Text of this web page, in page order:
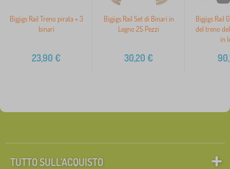
Bigjigs Rail Treno pirata + 3
binari
23,90 €
Bigjigs Rail Set di Binari in
Legno 25 Pezzi
30,20 €
Bigjigs Rail
del treno
in
TUTTO SULL’ACQUISTO